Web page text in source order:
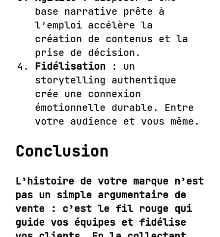
base narrative prête à
l’emploi accélère la
création de contenus et la
prise de décision.
Fidélisation : un
storytelling authentique
crée une connexion
émotionnelle durable. Entre
votre audience et vous même.
Conclusion
L’histoire de votre marque n’est
pas un simple argumentaire de
vente : c’est le fil rouge qui
guide vos équipes et fidélise